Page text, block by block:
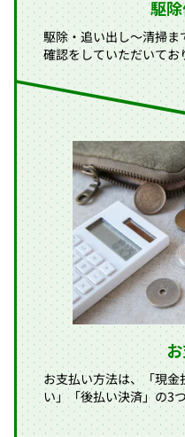
駆
駆除・追い出し〜清掃
確認をしていただいてお
お支払い方法は、「現
い」「後払い決済」の3